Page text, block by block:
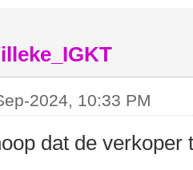
2024, 10:33 PM
dat de